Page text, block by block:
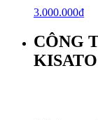
3.000.000₫
CÔNG
KISATO